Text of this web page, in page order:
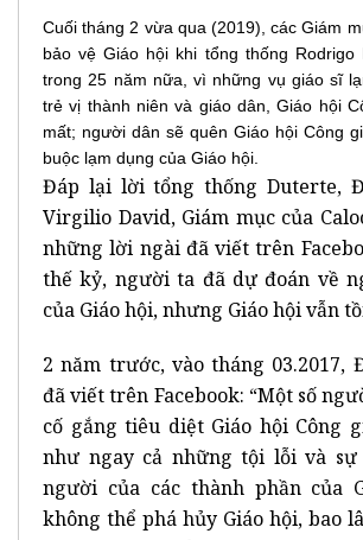
Cuối tháng 2 vừa qua (2019), các Giám
bảo vệ Giáo hội khi tổng thống Rodrigo
trong 25 năm nữa, vì những vụ giáo sĩ
trẻ vị thành niên và giáo dân, Giáo hội
mất; người dân sẽ quên Giáo hội Công
buộc lạm dụng của Giáo hội.
Đáp lại lời tổng thống Duterte,
Virgilio David, Giám mục của
những lời ngài đã viết trên
thế kỷ, người ta đã dự đoán về
của Giáo hội, nhưng Giáo hội vẫn
2 năm trước, vào tháng 03.2017,
đã viết trên Facebook: “Một số
cố gắng tiêu diệt Giáo hội Công
như ngay cả những tội lỗi và sự
người của các thành phần của
không thể phá hủy Giáo hội, bao